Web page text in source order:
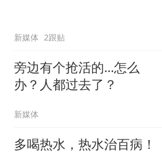
新媒体 2跟贴
旁边有个抢活的…怎么
办？人都过去了？
新媒体
多喝热水，热水治百病！